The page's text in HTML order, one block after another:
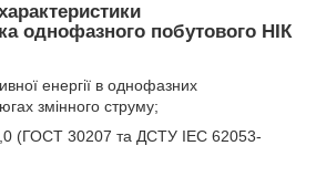
однофазного побутового НІК
енергії в однофазних
змінного струму;
(ГОСТ 30207 та ДСТУ IEC 62053-